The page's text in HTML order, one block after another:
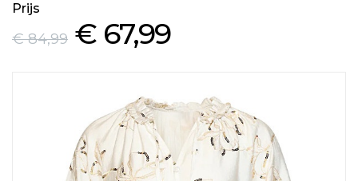
Prijs
€ 84,99 € 67,99